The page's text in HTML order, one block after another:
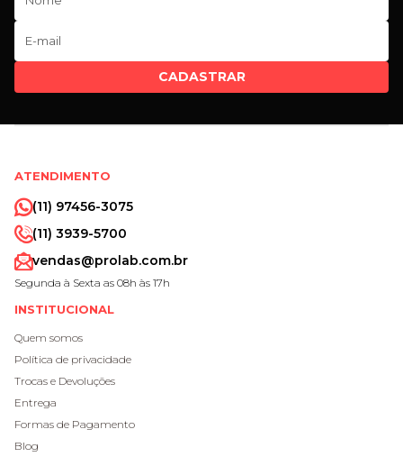
CADASTRAR
ATENDIMENTO
(11) 97456-3075
(11) 3939-5700
vendas@prolab.com.br
Segunda à Sexta as 08h às 17h
INSTITUCIONAL
Quem somos
Política de privacidade
Trocas e Devoluções
Entrega
Formas de Pagamento
Blog